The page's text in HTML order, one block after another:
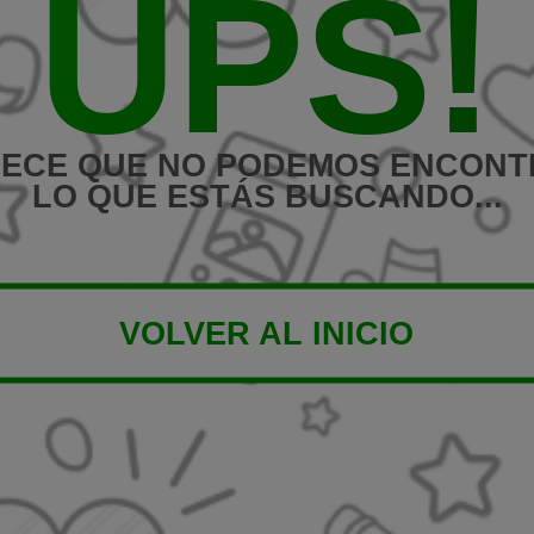
UPS!
QUE NO PODEMOS
LO QUE ESTÁS BUSCANDO...
VOLVER AL INICIO